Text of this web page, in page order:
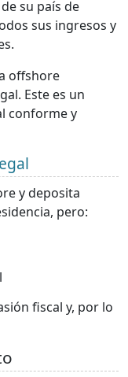
su país de
sus ingresos y
offshore
Este es un
conforme y
y deposita
pero:
fiscal y, por lo